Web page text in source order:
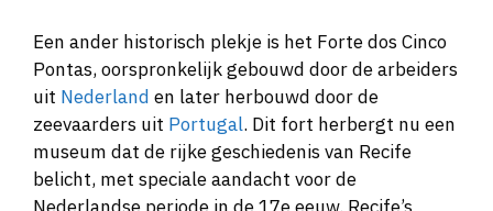
Een ander historisch plekje is het Forte dos Cinco
Pontas, oorspronkelijk gebouwd door de arbeiders
uit Nederland en later herbouwd door de
zeevaarders uit Portugal. Dit fort herbergt nu een
museum dat de rijke geschiedenis van Recife
belicht, met speciale aandacht voor de